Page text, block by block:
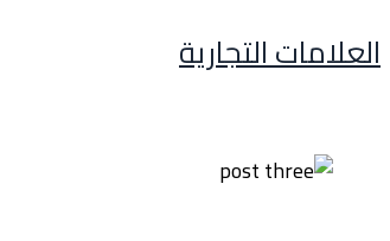
العلامات التجارية